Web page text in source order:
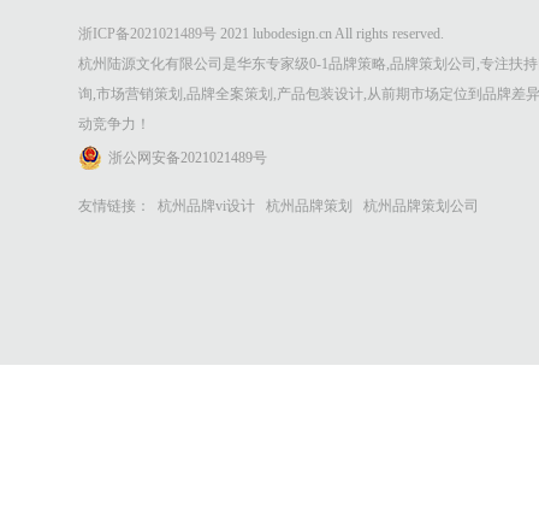
浙ICP备2021021489号 2021 lubodesign.cn All rights reserved.
杭州陆源文化有限公司是华东专家级0-1品牌策略,品牌策划公司,专注扶
询,市场营销策划,品牌全案策划,产品包装设计,从前期市场定位到品牌差
动竞争力！
浙公网安备2021021489号
友情链接： 杭州品牌vi设计 杭州品牌策划 杭州品牌策划公司